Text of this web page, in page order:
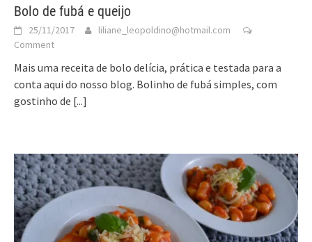
Bolo de fubá e queijo
25/11/2017
liliane_leopoldino@hotmail.com
Comment
Mais uma receita de bolo delícia, prática e testada para a
conta aqui do nosso blog. Bolinho de fubá simples, com
gostinho de [...]